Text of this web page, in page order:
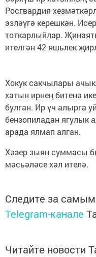
Росгвардия
эзләүгә керешкән.
тоткарлыйлар.
ителгән 42 яшьлек
Хокук сакчылары
хатын ирнең битенә
булган. Ир үч алырга
бензопиладан ягулык
арада ялмап алган.
Хәзер зыян суммасы
мәсьәләсе хәл ителә.
Следите за
Telegram-канале
Читайте новости